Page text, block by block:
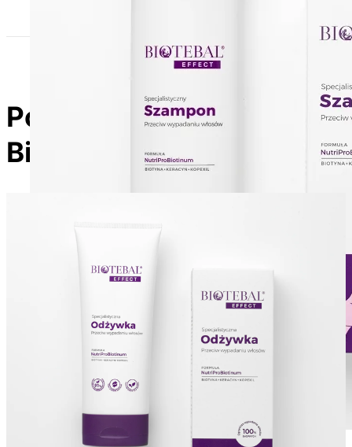
Poznaj produkty z linii
Biotebal